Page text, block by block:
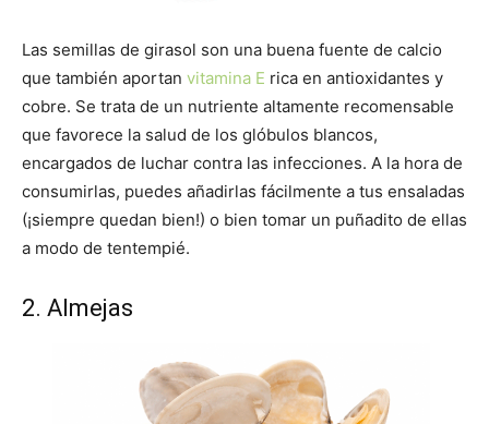
Las semillas de girasol son una buena fuente de calcio
que también aportan vitamina E rica en antioxidantes y
cobre. Se trata de un nutriente altamente recomensable
que favorece la salud de los glóbulos blancos,
encargados de luchar contra las infecciones. A la hora de
consumirlas, puedes añadirlas fácilmente a tus ensaladas
(¡siempre quedan bien!) o bien tomar un puñadito de ellas
a modo de tentempié.
2. Almejas